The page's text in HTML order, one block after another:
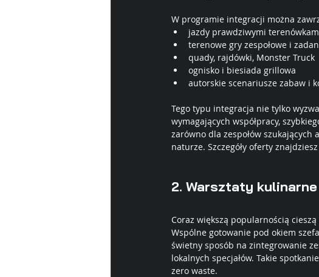
W programie integracji można
jazdy prawdziwymi
terenowe gry zespołowe i
quady, rajdówki, Monster Truck
ognisko i biesiada grillowa
autorskie scenariusze zabaw i
Tego typu integracja nie tylko
wymagających współpracy,
zarówno dla zespołów
naturze. Szczegóły oferty
2. Warsztaty
Coraz większą popularnością
Wspólne gotowanie pod okiem
świetny sposób na zintegrowanie
lokalnych specjałów. Takie
zero waste.